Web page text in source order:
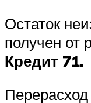
Остаток
получен от
Кредит 71.